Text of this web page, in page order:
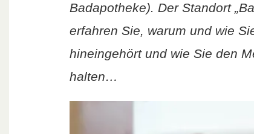
Badapotheke). Der Standort
erfahren Sie, warum und wie
hineingehört und wie Sie den
halten…